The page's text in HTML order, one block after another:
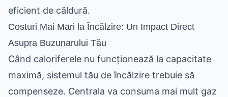
eficient de căldură.
Costuri Mai Mari la Încălzire: Un Impact Direct
Asupra Buzunarului Tău
Când caloriferele nu funcționează la capacitate
maximă, sistemul tău de încălzire trebuie să
compenseze. Centrala va consuma mai mult gaz